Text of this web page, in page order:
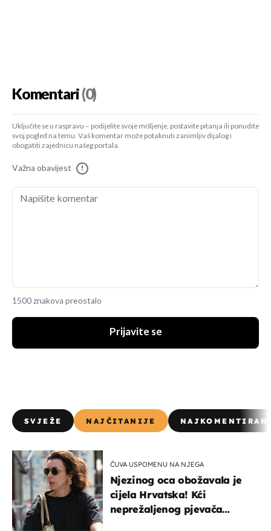
Komentari(0)
Uključite se u raspravu – podijelite svoje mišljenje, postavite pitanja ili ponudite
svoj pogled na temu. Vaš komentar može potaknuti zanimljiv dijalog i
obogatiti zajednicu našeg portala.
Važna obavijest !
1500 znakova preostalo
Prijavite se
SVJEŽE NAJČITANIJE
ČUVA USPOMENU NA NJEGA
Njezinog oca obožavala je
cijela Hrvatska! Kći
neprežaljenog pjevača